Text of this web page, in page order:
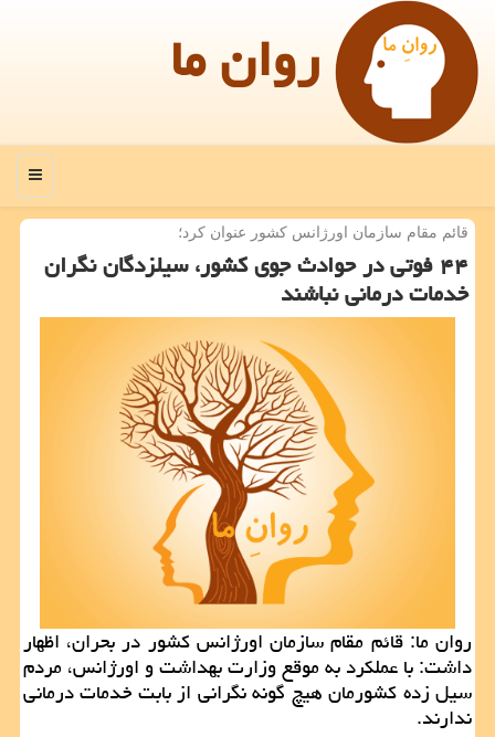
روان ما
منو
قائم مقام سازمان اورژانس كشور عنوان كرد؛
۴۴ فوتی در حوادث جوی كشور، سیلزدگان نگران
خدمات درمانی نباشند
روان ما: قائم مقام سازمان اورژانس كشور در بحران، اظهار
داشت: با عملكرد به موقع وزارت بهداشت و اورژانس، مردم
سیل زده كشورمان هیچ گونه نگرانی از بابت خدمات درمانی
ندارند.